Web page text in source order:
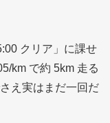
クリア」に課せ
km で約 5km 走る
え実はまだ一回だ